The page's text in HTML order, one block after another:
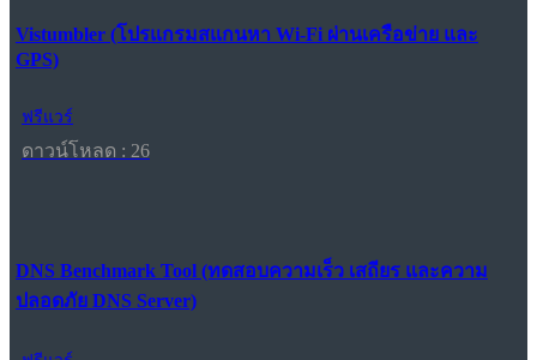
Vistumbler (โปรแกรมสแกนหา Wi-Fi ผ่านเครือข่าย และ
GPS)
ฟรีแวร์
ดาวน์โหลด : 26
DNS Benchmark Tool (ทดสอบความเร็ว เสถียร และความ
ปลอดภัย DNS Server)